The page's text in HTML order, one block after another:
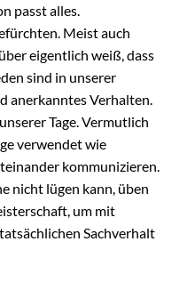
passt alles.
Meist auch
eigentlich weiß, dass
sind in unserer
anerkanntes Verhalten.
Tage. Vermutlich
verwendet wie
kommunizieren.
nicht lügen kann, üben
um mit
Sachverhalt